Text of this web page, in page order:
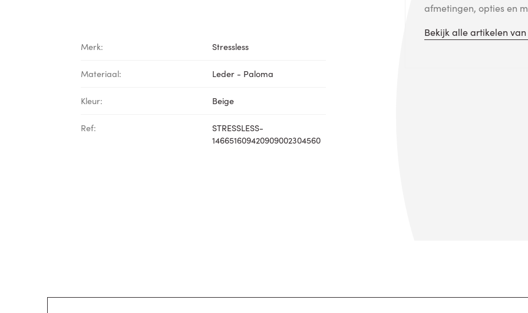
Merk: Stressless
Materiaal: Leder - Paloma
Kleur: Beige
Ref:
STRESSLESS-
146651609420909002304560
afmetingen, opties en
Bekijk alle artikelen van